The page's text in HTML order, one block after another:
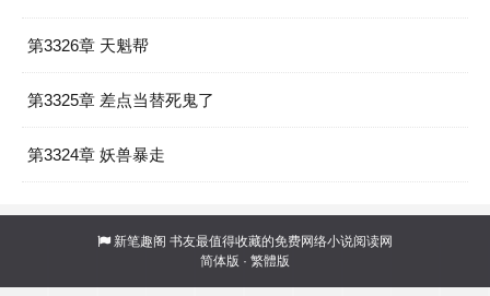
第3326章 天魁帮
第3325章 差点当替死鬼了
第3324章 妖兽暴走
新笔趣阁 书友最值得收藏的免费网络小说阅读网
简体版 · 繁體版